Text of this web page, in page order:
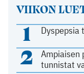
VIIKON
1
2
Ampiaisen
tunnistat